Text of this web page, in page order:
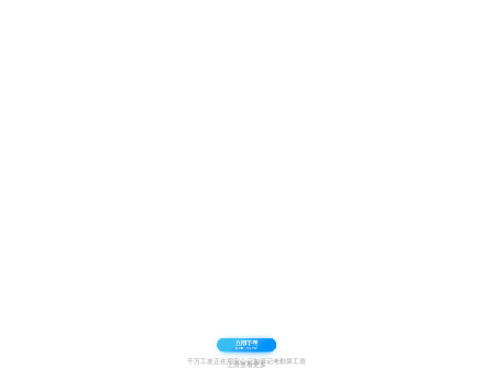
千万工友正在用安心记加班记考勤算工资
上滑查看更多